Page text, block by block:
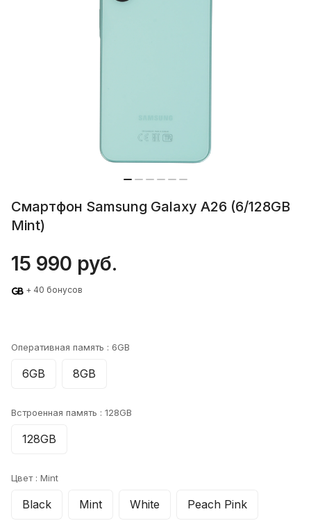
Смартфон Samsung Galaxy A26 (6/128GB
Mint)
15 990 руб.
+ 40 бонусов
Оперативная память : 6GB
6GB 8GB
Встроенная память : 128GB
128GB
Цвет : Mint
Black Mint White Peach Pink